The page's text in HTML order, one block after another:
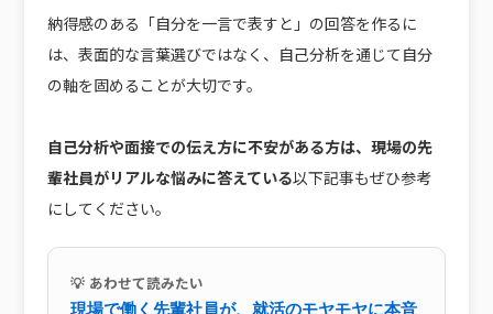
納得感のある「自分を一言で表すと」の回答を作るに
は、表面的な言葉選びではなく、自己分析を通じて自分
の軸を固めることが大切です。
自己分析や面接での伝え方に不安がある方は、現場の先
輩社員がリアルな悩みに答えている以下記事もぜひ参考
にしてください。
💡 あわせて読みたい
現場で働く先輩社員が、就活のモヤモヤに本音